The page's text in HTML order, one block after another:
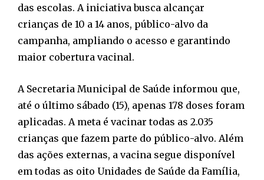
das escolas. A iniciativa busca alcançar
crianças de 10 a 14 anos, público-alvo da
campanha, ampliando o acesso e garantindo
maior cobertura vacinal.
A Secretaria Municipal de Saúde informou que,
até o último sábado (15), apenas 178 doses foram
aplicadas. A meta é vacinar todas as 2.035
crianças que fazem parte do público-alvo. Além
das ações externas, a vacina segue disponível
em todas as oito Unidades de Saúde da Família,